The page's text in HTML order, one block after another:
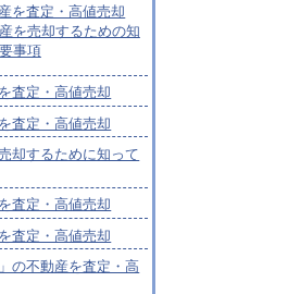
を査定・高値売却
を売却するための知
事項
査定・高値売却
査定・高値売却
却するために知って
査定・高値売却
査定・高値売却
の不動産を査定・高